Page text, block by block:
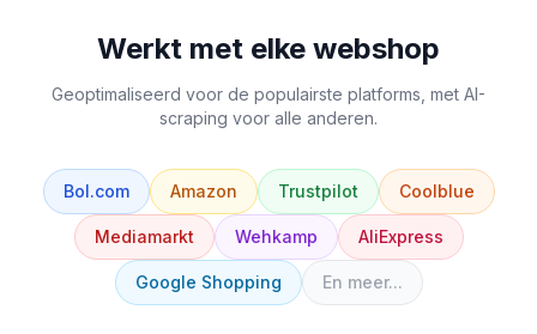
Werkt met elke webshop
Geoptimaliseerd voor de populairste platforms, met AI-
scraping voor alle anderen.
Bol.com Amazon Trustpilot Coolblue
Mediamarkt Wehkamp AliExpress
Google Shopping En meer...